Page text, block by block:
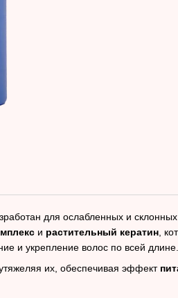
для ослабленных и склонных
и растительный кератин ,
и укрепление волос по всей длине.
их, обеспечивая эффект